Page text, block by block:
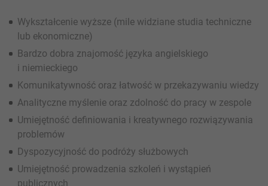
Wykształcenie wyższe (mile widziane studia techniczne
lub ekonomiczne)
Bardzo dobra znajomość języka angielskiego
i niemieckiego
Komunikatywność oraz łatwość w przekazywaniu wiedzy
Analityczne myślenie oraz zdolność do pracy w zespole
Umiejętność definiowania i kreatywnego rozwiązywania
problemów
Dyspozycyjność do podróży służbowych
Umiejętność prowadzenia szkoleń i wystąpień
publicznych